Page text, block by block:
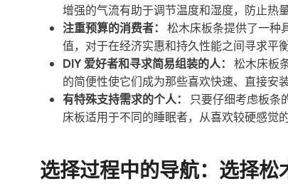
增强的气流有助于调节温度和湿度，防止热
注重预算的消费者：
松木床板条提供了一种
值，对于在经济实惠和持久性能之间寻求平
DIY 爱好者和寻求简易组装的人：
松木床板
的简便性使它们成为那些喜欢快速、直接安
有特殊支持需求的个人：
只要仔细考虑板条
床板适用于不同的睡眠者，从喜欢较硬感觉
选择过程中的导航：选择